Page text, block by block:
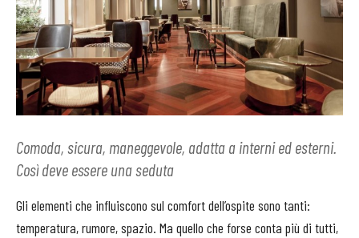
Comoda, sicura, maneggevole, adatta a interni ed esterni.
Così deve essere una seduta
Gli elementi che influiscono sul comfort dell’ospite sono tanti:
temperatura, rumore, spazio. Ma quello che forse conta più di tutti,